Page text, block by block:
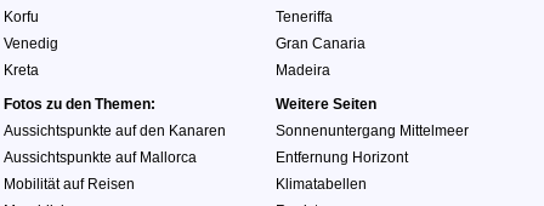
Korfu
Venedig
Kreta
Teneriffa
Gran Canaria
Madeira
Fotos zu den Themen:
Aussichtspunkte auf den Kanaren
Aussichtspunkte auf Mallorca
Mobilität auf Reisen
Weitere Seiten
Sonnenuntergang Mittelmeer
Entfernung Horizont
Klimatabellen